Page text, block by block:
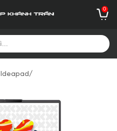
0
/